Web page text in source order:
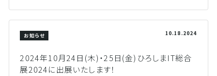
お知らせ 10.18.2024
2024年10月24日(木)・25日(金)ひろしまIT総合
展2024に出展いたします！